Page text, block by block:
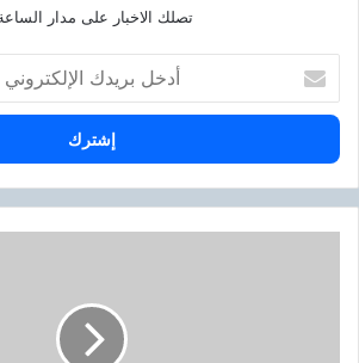
تصلك الاخبار على مدار
خ
ب
ر